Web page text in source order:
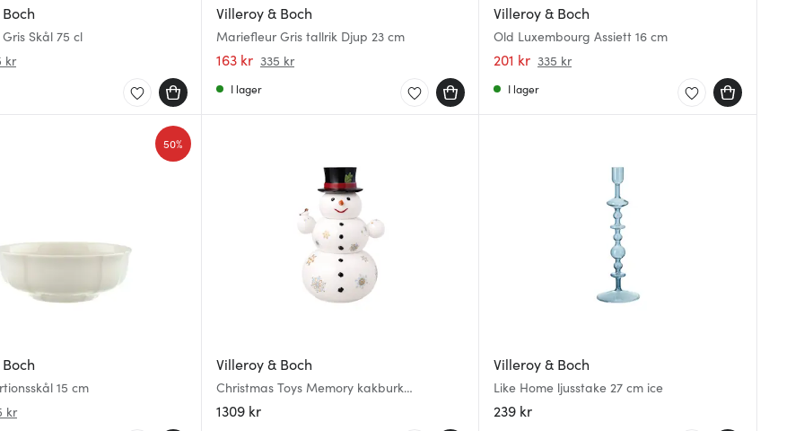
Skål 75 cl
kr
Villeroy & Boch
Mariefleur Gris tallrik Djup 23 cm
163 kr 335 kr
I lager
Villeroy & Boch
Old Luxembourg Assiett 16 cm
201 kr 335 kr
I lager
15 cm
kr
50%
Villeroy & Boch
Christmas Toys Memory kakburk
snögubbe 3 delar vit
1309 kr
Villeroy & Boch
Like Home ljusstake 27 cm ice
239 kr